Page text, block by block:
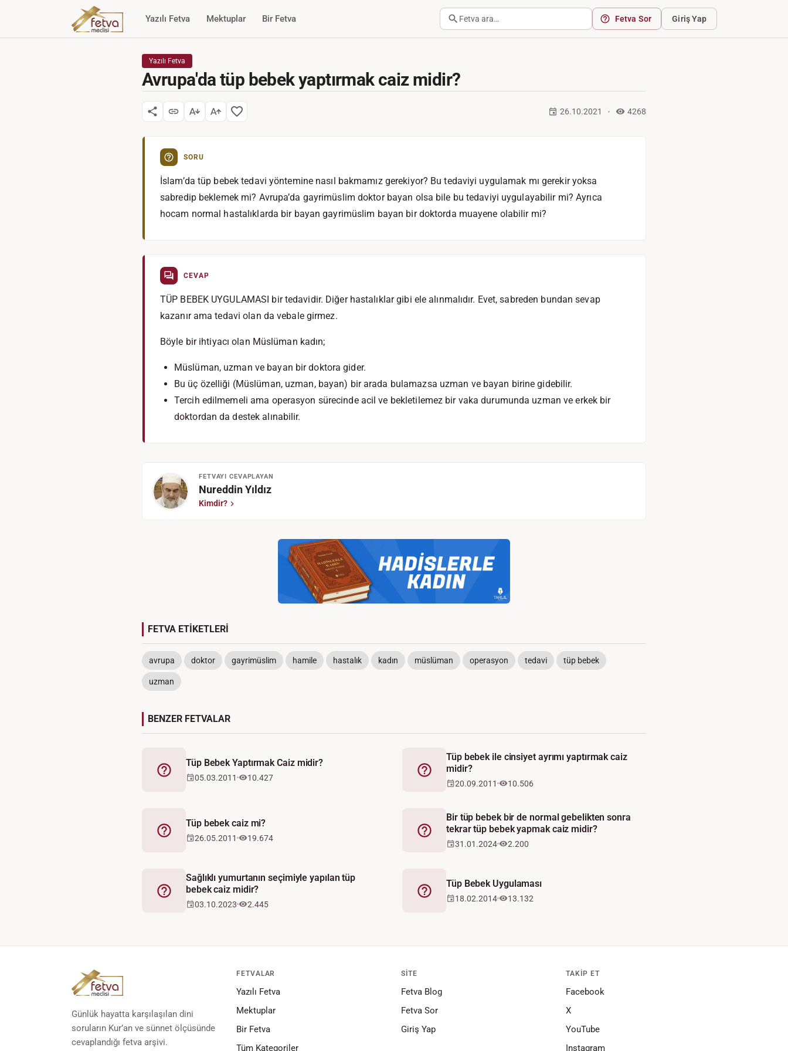
Yazılı Fetva Mektuplar Bir Fetva Fetva ara… Fetva Sor Giriş Yap
Yazılı Fetva
Avrupa'da tüp bebek yaptırmak caiz midir?
26.10.2021 4268
SORU
İslam’da tüp bebek tedavi yöntemine nasıl bakmamız gerekiyor? Bu tedaviyi uygulamak mı gerekir yoksa
sabredip beklemek mi? Avrupa’da gayrimüslim doktor bayan olsa bile bu tedaviyi uygulayabilir mi? Ayrıca
hocam normal hastalıklarda bir bayan gayrimüslim bayan bir doktorda muayene olabilir mi?
CEVAP
TÜP BEBEK UYGULAMASI bir tedavidir. Diğer hastalıklar gibi ele alınmalıdır. Evet, sabreden bundan sevap
kazanır ama tedavi olan da vebale girmez.
Böyle bir ihtiyacı olan Müslüman kadın;
Müslüman, uzman ve bayan bir doktora gider.
Bu üç özelliği (Müslüman, uzman, bayan) bir arada bulamazsa uzman ve bayan birine gidebilir.
Tercih edilmemeli ama operasyon sürecinde acil ve bekletilemez bir vaka durumunda uzman ve erkek bir
doktordan da destek alınabilir.
FETVAYI CEVAPLAYAN
Nureddin Yıldız
Kimdir?
FETVA ETİKETLERİ
avrupa doktor gayrimüslim hamile hastalık kadın müslüman operasyon tedavi tüp bebek
uzman
BENZER FETVALAR
Fetva
Tüp Bebek Yaptırmak Caiz midir?
05.03.2011 10.427 Fetva
Tüp bebek ile cinsiyet ayrımı yaptırmak caiz
midir?
20.09.2011 10.506
Fetva
Tüp bebek caiz mi?
26.05.2011 19.674 Fetva
Bir tüp bebek bir de normal gebelikten sonra
tekrar tüp bebek yapmak caiz midir?
31.01.2024 2.200
Fetva
Sağlıklı yumurtanın seçimiyle yapılan tüp
bebek caiz midir?
03.10.2023 2.445
Fetva
Tüp Bebek Uygulaması
18.02.2014 13.132
Günlük hayatta karşılaşılan dini
soruların Kur’an ve sünnet ölçüsünde
cevaplandığı fetva arşivi.
FETVALAR
Yazılı Fetva
Mektuplar
Bir Fetva
Tüm Kategoriler
SITE
Fetva Blog
Fetva Sor
Giriş Yap
TAKIP ET
Facebook
X
YouTube
Instagram